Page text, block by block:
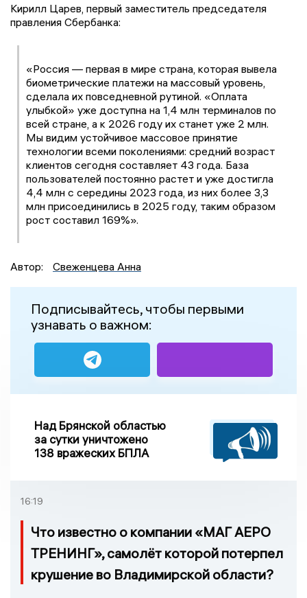
Кирилл Царев, первый заместитель председателя
правления Сбербанка:
«Россия — первая в мире страна, которая вывела
биометрические платежи на массовый уровень,
сделала их повседневной рутиной. «Оплата
улыбкой» уже доступна на 1,4 млн терминалов по
всей стране, а к 2026 году их станет уже 2 млн.
Мы видим устойчивое массовое принятие
технологии всеми поколениями: средний возраст
клиентов сегодня составляет 43 года. База
пользователей постоянно растет и уже достигла
4,4 млн с середины 2023 года, из них более 3,3
млн присоединились в 2025 году, таким образом
рост составил 169%».
Автор: Свеженцева Анна
Подписывайтесь, чтобы первыми
узнавать о важном:
Над Брянской областью
за сутки уничтожено
138 вражеских БПЛА
16:19
Что известно о компании «МАГ АЕРО
ТРЕНИНГ», самолёт которой потерпел
крушение во Владимирской области?